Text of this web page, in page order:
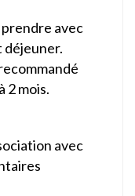
prendre avec
déjeuner.
2 mois.
avec